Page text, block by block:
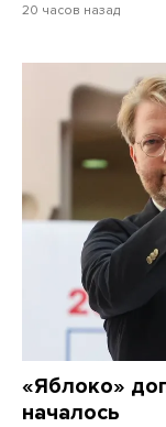
20 часов назад
«Яблоко»
началось